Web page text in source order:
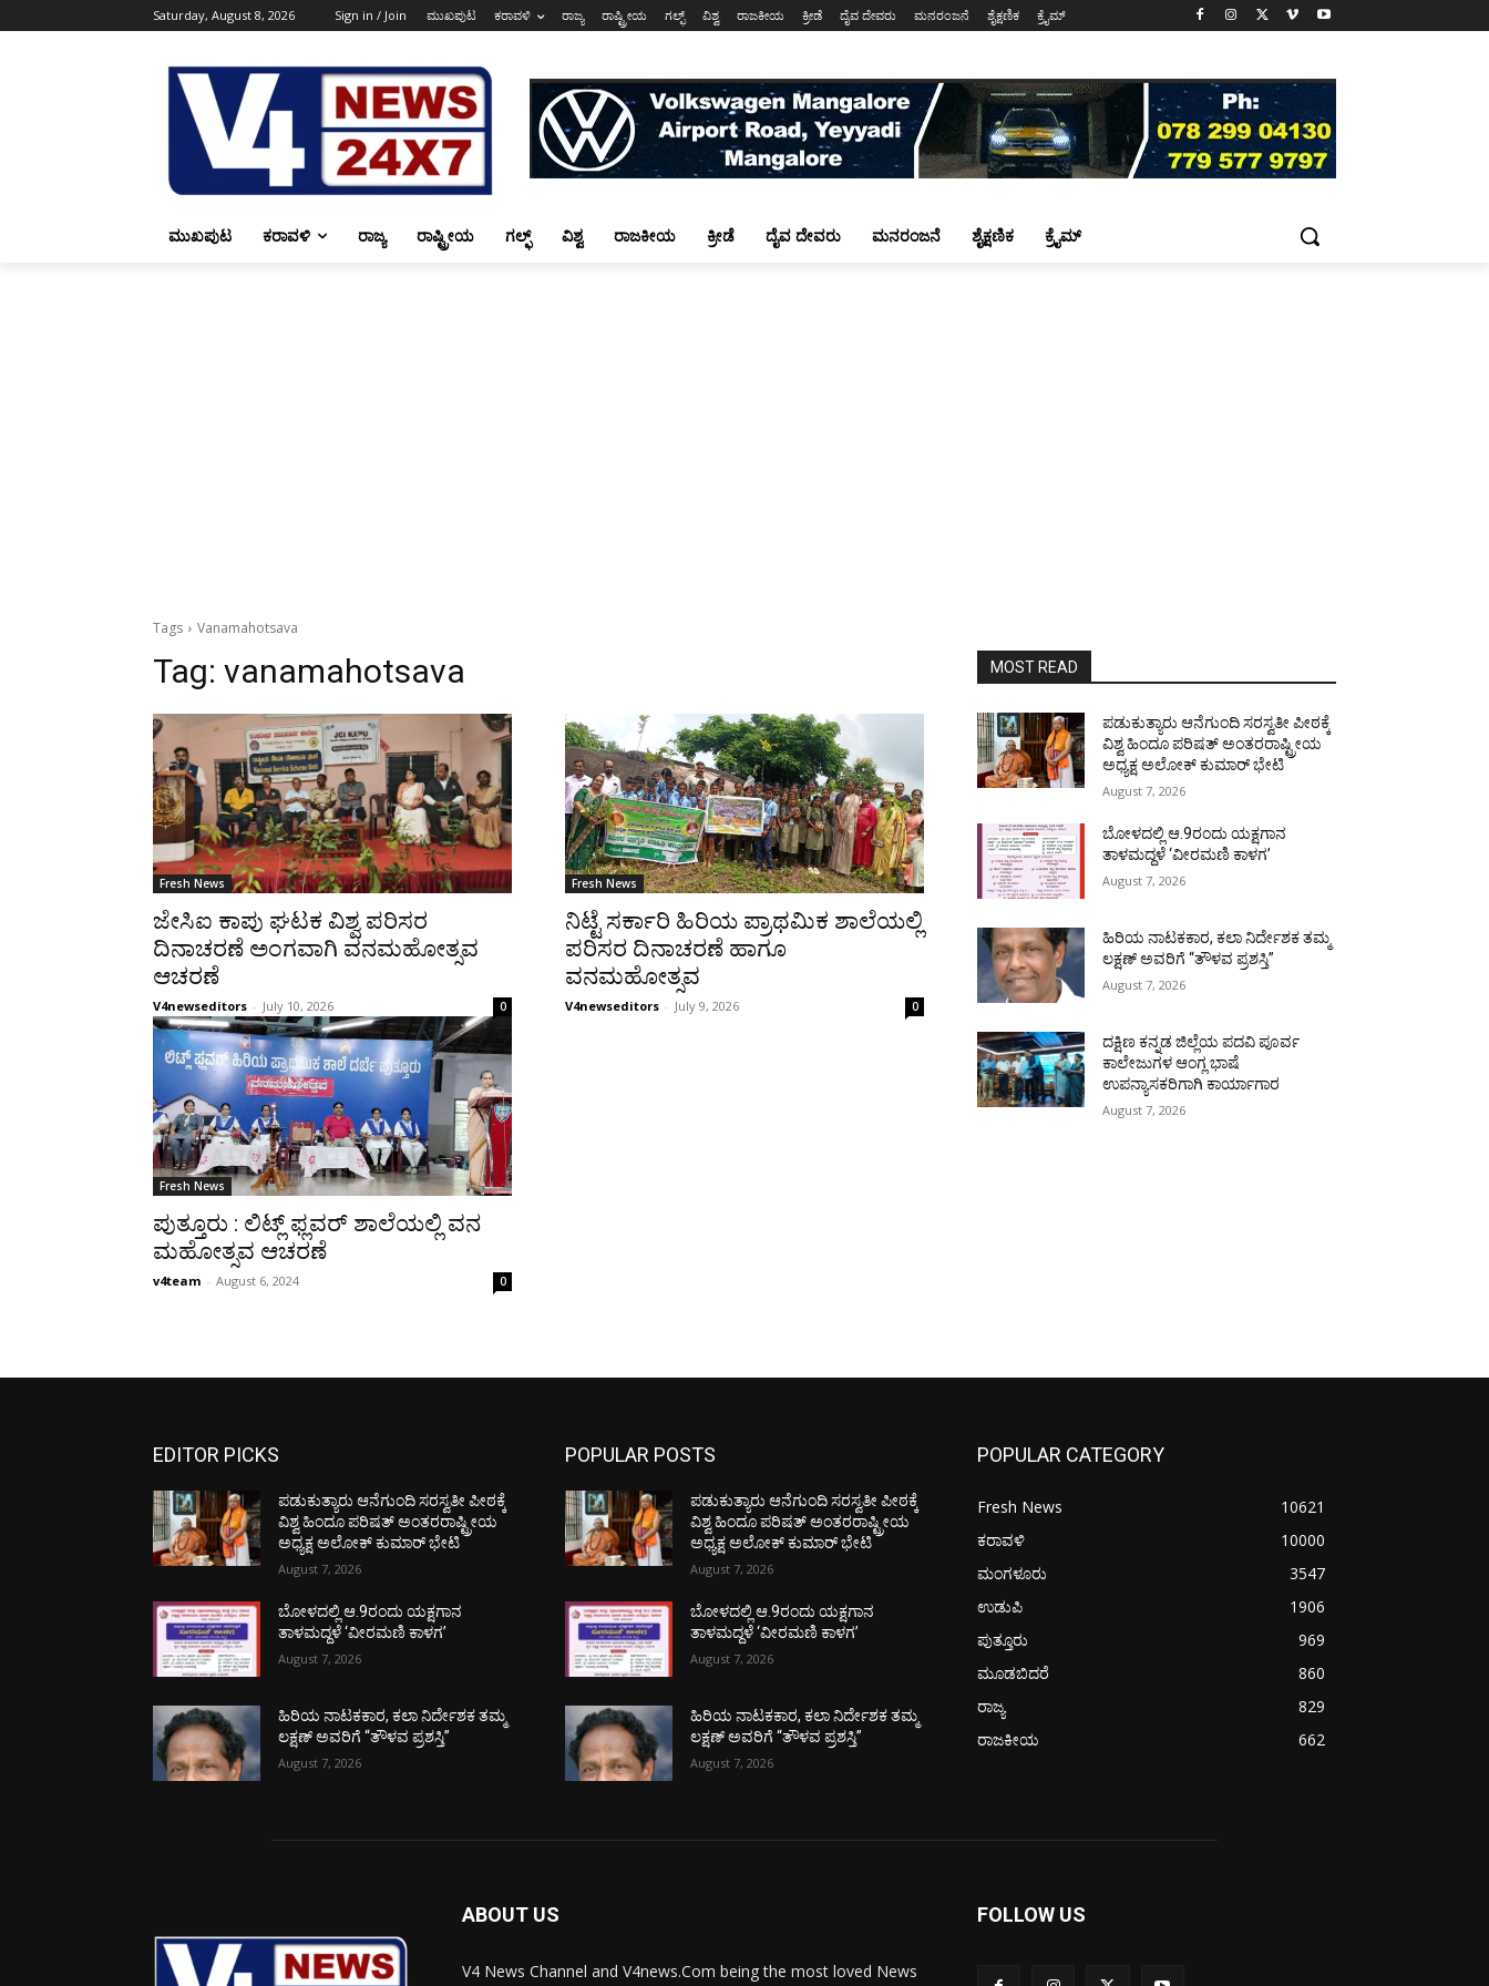
Saturday, August 8, 2026 Sign in / Join ಮುಖಪುಟ ಕರಾವಳಿ ರಾಜ್ಯ ರಾಷ್ಟ್ರೀಯ ಗಲ್ಫ್ ವಿಶ್ವ ರಾಜಕೀಯ ಕ್ರೀಡೆ ದೈವ ದೇವರು ಮನರಂಜನೆ ಶೈಕ್ಷಣಿಕ ಕ್ರೈಮ್
ಮುಖಪುಟ ಕರಾವಳಿ ರಾಜ್ಯ ರಾಷ್ಟ್ರೀಯ ಗಲ್ಫ್ ವಿಶ್ವ ರಾಜಕೀಯ ಕ್ರೀಡೆ ದೈವ ದೇವರು ಮನರಂಜನೆ ಶೈಕ್ಷಣಿಕ ಕ್ರೈಮ್
Tags Vanamahotsava
Tag: vanamahotsava
Fresh News
ಜೇಸಿಐ ಕಾಪು ಘಟಕ ವಿಶ್ವ ಪರಿಸರ
ದಿನಾಚರಣೆ ಅಂಗವಾಗಿ ವನಮಹೋತ್ಸವ
ಆಚರಣೆ
V4newseditors - July 10, 2026 0
Fresh News
ನಿಟ್ಟೆ ಸರ್ಕಾರಿ ಹಿರಿಯ ಪ್ರಾಥಮಿಕ ಶಾಲೆಯಲ್ಲಿ
ಪರಿಸರ ದಿನಾಚರಣೆ ಹಾಗೂ
ವನಮಹೋತ್ಸವ
V4newseditors - July 9, 2026 0
Fresh News
ಪುತ್ತೂರು : ಲಿಟ್ಲ್ ಫ್ಲವರ್ ಶಾಲೆಯಲ್ಲಿ ವನ
ಮಹೋತ್ಸವ ಆಚರಣೆ
v4team - August 6, 2024 0
MOST READ
ಪಡುಕುತ್ಯಾರು ಆನೆಗುಂದಿ ಸರಸ್ವತೀ ಪೀಠಕ್ಕೆ
ವಿಶ್ವ ಹಿಂದೂ ಪರಿಷತ್ ಅಂತರರಾಷ್ಟ್ರೀಯ
ಅಧ್ಯಕ್ಷ ಅಲೋಕ್ ಕುಮಾರ್ ಭೇಟಿ
August 7, 2026
ಬೋಳದಲ್ಲಿ ಆ.9ರಂದು ಯಕ್ಷಗಾನ
ತಾಳಮದ್ದಳೆ ‘ವೀರಮಣಿ ಕಾಳಗ’
August 7, 2026
ಹಿರಿಯ ನಾಟಕಕಾರ, ಕಲಾ ನಿರ್ದೇಶಕ ತಮ್ಮ
ಲಕ್ಷಣ್ ಅವರಿಗೆ “ತೌಳವ ಪ್ರಶಸ್ತಿ”
August 7, 2026
ದಕ್ಷಿಣ ಕನ್ನಡ ಜಿಲ್ಲೆಯ ಪದವಿ ಪೂರ್ವ
ಕಾಲೇಜುಗಳ ಆಂಗ್ಲ ಭಾಷೆ
ಉಪನ್ಯಾಸಕರಿಗಾಗಿ ಕಾರ್ಯಾಗಾರ
August 7, 2026
EDITOR PICKS
ಪಡುಕುತ್ಯಾರು ಆನೆಗುಂದಿ ಸರಸ್ವತೀ ಪೀಠಕ್ಕೆ
ವಿಶ್ವ ಹಿಂದೂ ಪರಿಷತ್ ಅಂತರರಾಷ್ಟ್ರೀಯ
ಅಧ್ಯಕ್ಷ ಅಲೋಕ್ ಕುಮಾರ್ ಭೇಟಿ
August 7, 2026
ಬೋಳದಲ್ಲಿ ಆ.9ರಂದು ಯಕ್ಷಗಾನ
ತಾಳಮದ್ದಳೆ ‘ವೀರಮಣಿ ಕಾಳಗ’
August 7, 2026
ಹಿರಿಯ ನಾಟಕಕಾರ, ಕಲಾ ನಿರ್ದೇಶಕ ತಮ್ಮ
ಲಕ್ಷಣ್ ಅವರಿಗೆ “ತೌಳವ ಪ್ರಶಸ್ತಿ”
August 7, 2026
POPULAR POSTS
ಪಡುಕುತ್ಯಾರು ಆನೆಗುಂದಿ ಸರಸ್ವತೀ ಪೀಠಕ್ಕೆ
ವಿಶ್ವ ಹಿಂದೂ ಪರಿಷತ್ ಅಂತರರಾಷ್ಟ್ರೀಯ
ಅಧ್ಯಕ್ಷ ಅಲೋಕ್ ಕುಮಾರ್ ಭೇಟಿ
August 7, 2026
ಬೋಳದಲ್ಲಿ ಆ.9ರಂದು ಯಕ್ಷಗಾನ
ತಾಳಮದ್ದಳೆ ‘ವೀರಮಣಿ ಕಾಳಗ’
August 7, 2026
ಹಿರಿಯ ನಾಟಕಕಾರ, ಕಲಾ ನಿರ್ದೇಶಕ ತಮ್ಮ
ಲಕ್ಷಣ್ ಅವರಿಗೆ “ತೌಳವ ಪ್ರಶಸ್ತಿ”
August 7, 2026
POPULAR CATEGORY
Fresh News
10621
ಕರಾವಳಿ
10000
ಮಂಗಳೂರು
3547
ಉಡುಪಿ
1906
ಪುತ್ತೂರು
969
ಮೂಡಬಿದರೆ
860
ರಾಜ್ಯ
829
ರಾಜಕೀಯ
662
ABOUT US
V4 News Channel and V4news.Com being the most loved News
FOLLOW US